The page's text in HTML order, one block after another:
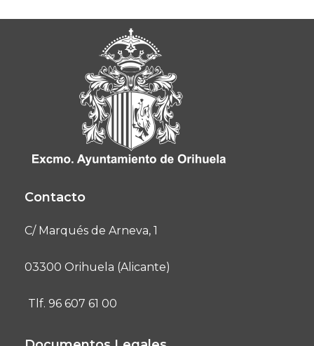
Contacto
C/ Marqués de Arneva, 1
03300 Orihuela (Alicante)
Tlf. 96 607 61 00